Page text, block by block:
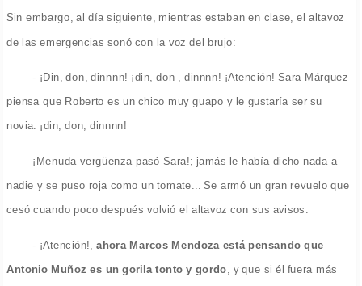
Sin embargo, al día siguiente, mientras estaban en clase, el altavoz
de las emergencias sonó con la voz del brujo:
- ¡Din, don, dinnnn! ¡din, don , dinnnn! ¡Atención! Sara Márquez
piensa que Roberto es un chico muy guapo y le gustaría ser su
novia. ¡din, don, dinnnn!
¡Menuda vergüenza pasó Sara!; jamás le había dicho nada a
nadie y se puso roja como un tomate... Se armó un gran revuelo que
cesó cuando poco después volvió el altavoz con sus avisos:
- ¡Atención!, ahora Marcos Mendoza está pensando que
Antonio Muñoz es un gorila tonto y gordo , y que si él fuera más